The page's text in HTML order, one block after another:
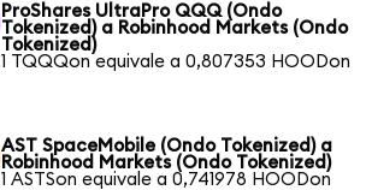
ProShares UltraPro QQQ (Ondo
Tokenized) a Robinhood Markets (Ondo
Tokenized)
1 TQQQon equivale a 0,807353 HOODon
AST SpaceMobile (Ondo Tokenized) a
Robinhood Markets (Ondo Tokenized)
1 ASTSon equivale a 0,741978 HOODon